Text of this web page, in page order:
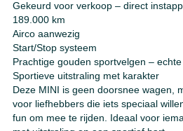
Gekeurd voor verkoop – direct
189.000 km
Airco aanwezig
Start/Stop systeem
Prachtige gouden sportvelgen –
Sportieve uitstraling met karakter
Deze MINI is geen doorsnee wagen,
voor liefhebbers die iets speciaal
fun om mee te rijden. Ideaal voor